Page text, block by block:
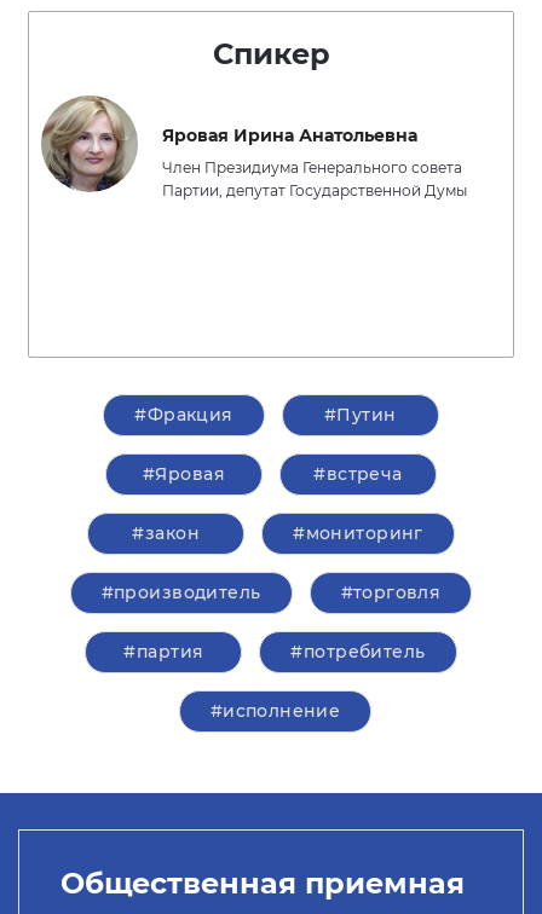
Спикер
Яровая Ирина Анатольевна
Член Президиума Генерального совета
Партии, депутат Государственной Думы
#Фракция #Путин
#Яровая #встреча
#закон #мониторинг
#производитель #торговля
#партия #потребитель
#исполнение
Общественная приемная